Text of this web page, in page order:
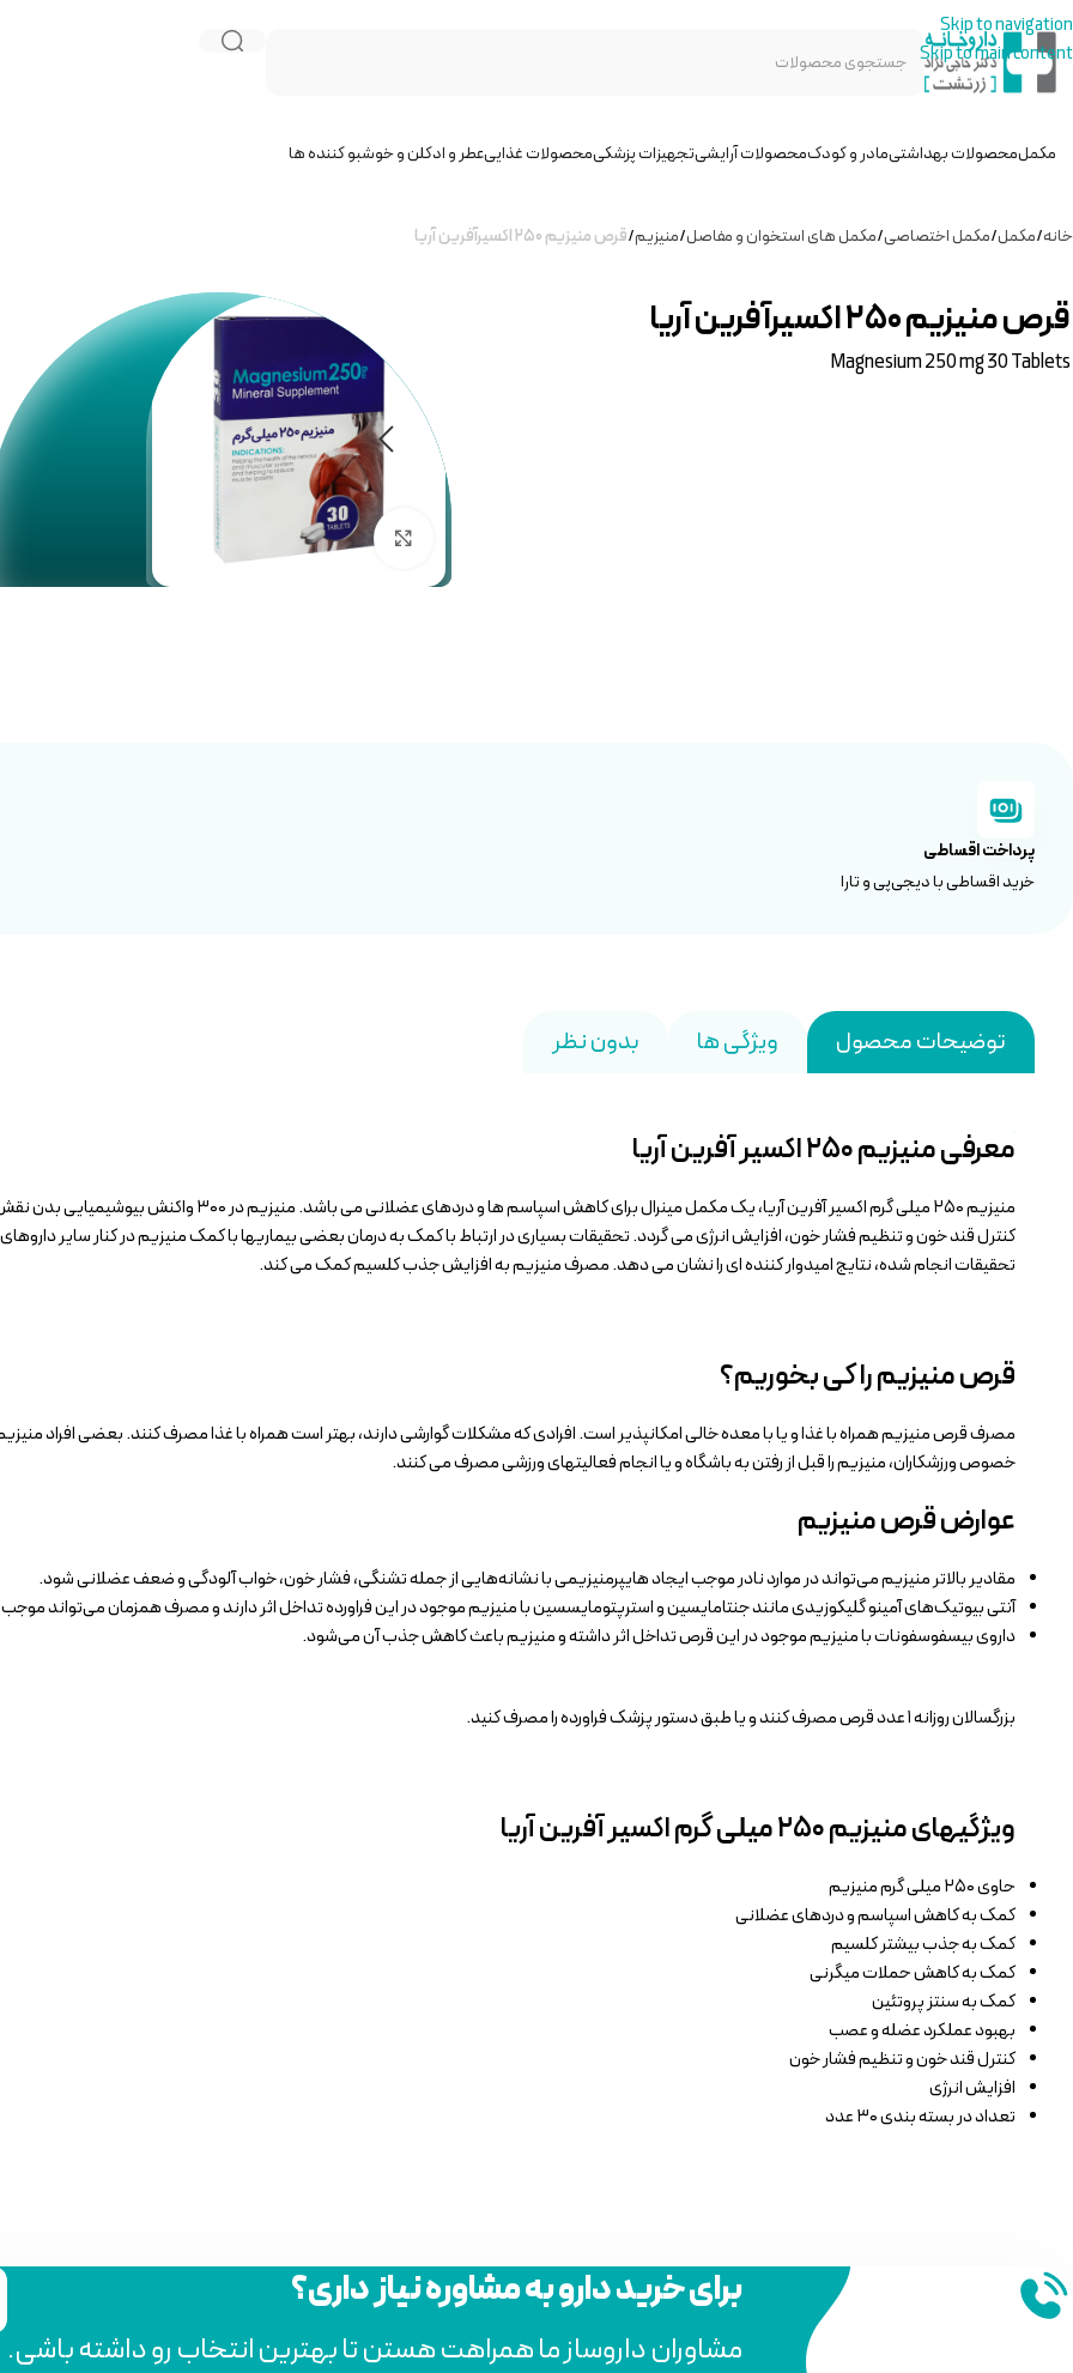
Skip to navigation
Skip to main content
مکملمحصولات بهداشتیمادر و کودکمحصولات آرایشیتجهیزات پزشکیمحصولات غذاییعطر و ادکلن و خوشبو کننده ها
خانه/مکمل/مکمل اختصاصی/مکمل های استخوان و مفاصل/منیزیم/قرص منیزیم ۲۵۰ اکسیرآفرین آریا
قرص منیزیم ۲۵۰ اکسیرآفرین آریا
Magnesium 250 mg 30 Tablets
بزرگنمایی تصویر
پرداخت اقساطی
خرید اقساطی با دیجی‌پی و تارا
توضیحات محصول ویژگی ها بدون نظر
معرفی منیزیم ۲۵۰ اکسیر آفرین آریا
منیزیم ۲۵۰ میلی گرم اکسیر آفرین آریا، یک مکمل مینرال برای
کنترل قند خون و تنظیم فشار خون، افزایش انرژی می گردد. تحقیقات بسیاری در ارتباط با کمک به درمان بعضی بیماریها با کمک منیزیم در کنار سایر
تحقیقات انجام شده، نتایج امیدوار کننده ای را نشان می دهد. مصرف منیزیم به افزایش جذب کلسیم کمک می کند.
قرص منیزیم را کی بخوریم؟
مصرف قرص منیزیم همراه با غذا و یا با معده خالی امکانپذیر است. افرادی که مشکلات گوارشی دارند، بهتر است همراه با غذا مصرف کنند. بعضی افراد
خصوص ورزشکاران، منیزیم را قبل از رفتن به باشگاه و یا انجام فعالیتهای ورزشی مصرف می کنند.
عوارض قرص منیزیم
مقادیر بالاتر منیزیم می‌تواند در موارد نادر موجب ایجاد هایپرمنیزیمی با نشانه‌هایی از جمله تشنگی، فشار خون، خواب آلودگی و ضعف عضلانی شود.
آنتی بیوتیک‌های آمینو گلیکوزیدی مانند جنتامایسین و استرپتومایسسین با منیزیم موجود در این فراورده تداخل اثر دارند و مصرف همزمان
داروی بیسفوسفونات با منیزیم موجود در این قرص تداخل اثر داشته و منیزیم باعث کاهش جذب آن می‌شود.
بزرگسالان روزانه ۱ عدد قرص مصرف کنند و یا طبق دستور پزشک فراورده را مصرف کنید.
ویژگیهای منیزیم ۲۵۰ میلی گرم اکسیر آفرین آریا
حاوی ۲۵۰ میلی گرم منیزیم
کمک به کاهش اسپاسم و دردهای عضلانی
کمک به جذب بیشتر کلسیم
کمک به کاهش حملات میگرنی
کمک به سنتز پروتئین
بهبود عملکرد عضله و عصب
کنترل قند خون و تنظیم فشار خون
افزایش انرژی
تعداد در بسته بندی ۳۰ عدد
برای خرید دارو به مشاوره نیاز داری؟
مشاوران داروساز ما همراهت هستن تا بهترین انتخاب رو داشته باشی.